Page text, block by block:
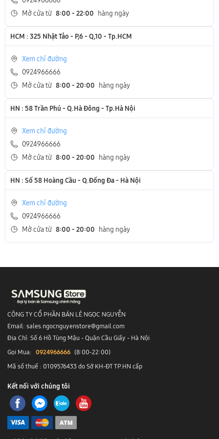
- Hotline CSKH dịch vụ sửa chữa: 0944-283-283.
Mở cửa từ 8:00 - 22:00 hàng ngày
HCM : 325 Nhật Tảo - P,6 - Q,10 - Tp.HCM
Xem chỉ đường
0924966666
Mở cửa từ 8:00 - 20:00 hàng ngày
HN : 58 Trần Phú - Q.Hà Đông - Tp.Hà Nội
Xem chỉ đường
0924966666
Mở cửa từ 8:00 - 20:00 hàng ngày
HN : Số 58 Hoàng Cầu - Q.Đống Đa - Hà Nội
Xem chỉ đường
0924966666
Mở cửa từ 8:00 - 20:00 hàng ngày
CÔNG TY CỔ PHẦN BÁN LẺ NGỌC NGUYỄN
Email: sales.ngocnguyenstore@gmail.com
Địa Chỉ: Số 6 Hồ Tùng Mậu - Quận Cầu Giấy - Hà Nội
Gọi Mua: 0924966666 (8:00-22:00)
Mã số thuế : 0109576433 do Sở KH-ĐT TP.HN cấp
Kết nối với chúng tôi